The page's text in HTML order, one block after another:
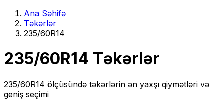
Ana Səhifə
Təkərlər
235/60R14
235/60R14 Təkərlər
235/60R14 ölçüsündə təkərlərin ən yaxşı qiymətləri və
geniş seçimi